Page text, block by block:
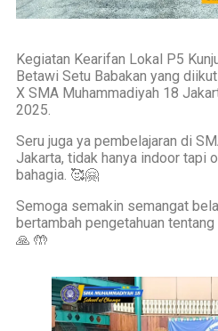
Kegiatan Kearifan Lokal P5
Betawi Setu Babakan yang
X SMA Muhammadiyah 18
2025.
Seru juga ya pembelajaran di
Jakarta, tidak hanya indoor tapi
bahagia. 🥰🤗
Semoga semakin semangat
bertambah pengetahuan
🙏 🤲